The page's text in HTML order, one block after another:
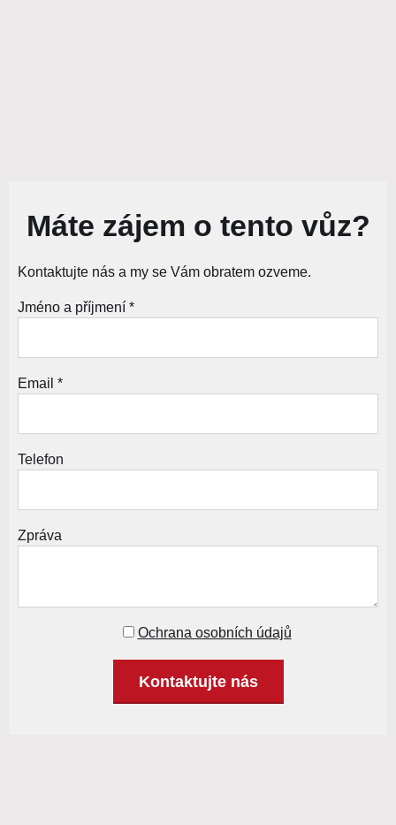
Máte zájem o tento vůz?
Kontaktujte nás a my se Vám obratem ozveme.
Jméno a příjmení *
Email *
Telefon
Zpráva
Ochrana osobních údajů
Kontaktujte nás